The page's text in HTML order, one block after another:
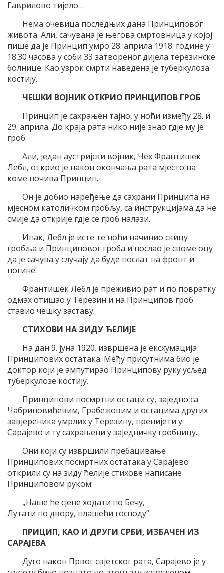
Гаврилово тијело…
Нема очевица последњих дана Принциповог
живота. Али, сачувана је његова смртовница у којој
пише да је Принцип умро 28. априла 1918. године у
18.30 часова у соби 33 затвореног дијела терезинске
болнице. Као узрок смрти наведена је туберкулоза
костију.
ЧЕШКИ ВОЈНИК ОТКРИО ПРИНЦИПОВ ГРОБ
Принцип је сахрањен тајно, у ноћи између 28. и
29. априла. До краја рата нико није знао гдје му је
гроб.
Али, један аустријски војник, Чех Франтишек
Лебл, открио је након окончања рата мјесто на
коме почива Принцип.
Он је добио наређење да сахрани Принципа на
мјесном католичком гробљу, са инструкцијама да не
смије да открије гдје се гроб налази.
Ипак, Лебл је исте те ноћи начинио скицу
гробља и Принциповог гроба и послао је своме оцу
да је сачува у случају да буде послат на фронт и
погине.
Франтишек Лебл је преживио рат и по повратку
одмах отишао у Терезин и на Принципов гроб
ставио чешку заставу.
СТИХОВИ НА ЗИДУ ЋЕЛИЈЕ
На дан 9. јуна 1920. извршена је ексхумација
Принципових остатака. Међу присутнима био је
доктор који је ампутирао Принципову руку усљед
туберкулозе костију.
Принципови посмртни остаци су, заједно са
Чабриновићевим, Грабежовим и остацима других
завјереника умрлих у Терезину, пренијети у
Сарајево и ту сахрањени у заједничку гробницу.
Они који су извршили пребацивање
Принципових посмртних остатака у Сарајево
открили су на зиду ћелије стихове написане
Принциповом руком:
„Наше ће сјене ходати по Бечу,
Лутати по двору, плашећи господу“.
ПРИЦИП, КАО И ДРУГИ СРБИ, ИЗБАЧЕН ИЗ
САРАЈЕВА
Дуго након Првог свјетског рата, Сарајево је у